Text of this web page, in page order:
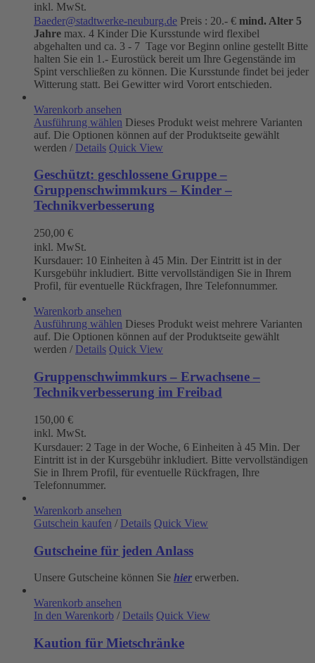
inkl. MwSt.
Baeder@stadtwerke-neuburg.de Preis : 20.- € mind. Alter 5
Jahre max. 4 Kinder Die Kursstunde wird flexibel
abgehalten und ca. 3 - 7 Tage vor Beginn online gestellt Bitte
halten Sie ein 1.- Eurostück bereit um Ihre Gegenstände im
Spint verschließen zu können. Die Kursstunde findet bei jeder
Witterung statt. Bei Gewitter wird Vorort entschieden.
Warenkorb ansehen
Ausführung wählen Dieses Produkt weist mehrere Varianten
auf. Die Optionen können auf der Produktseite gewählt
werden / Details Quick View
Geschützt: geschlossene Gruppe –
Gruppenschwimmkurs – Kinder –
Technikverbesserung
250,00 €
inkl. MwSt.
Kursdauer: 10 Einheiten à 45 Min. Der Eintritt ist in der
Kursgebühr inkludiert. Bitte vervollständigen Sie in Ihrem
Profil, für eventuelle Rückfragen, Ihre Telefonnummer.
Warenkorb ansehen
Ausführung wählen Dieses Produkt weist mehrere Varianten
auf. Die Optionen können auf der Produktseite gewählt
werden / Details Quick View
Gruppenschwimmkurs – Erwachsene –
Technikverbesserung im Freibad
150,00 €
inkl. MwSt.
Kursdauer: 2 Tage in der Woche, 6 Einheiten à 45 Min. Der
Eintritt ist in der Kursgebühr inkludiert. Bitte vervollständigen
Sie in Ihrem Profil, für eventuelle Rückfragen, Ihre
Telefonnummer.
Warenkorb ansehen
Gutschein kaufen / Details Quick View
Gutscheine für jeden Anlass
Unsere Gutscheine können Sie hier erwerben.
Warenkorb ansehen
In den Warenkorb / Details Quick View
Kaution für Mietschränke